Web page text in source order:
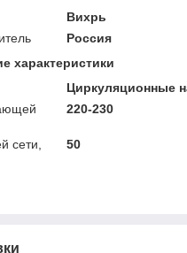
Вихрь
Россия
характеристики
Циркуляционные
220-230
сети,
50